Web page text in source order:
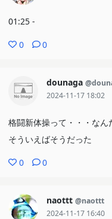
01:25 -
0 0
dounaga
2024-11-17 18:02
格闘新体操って・・・なん
そういえばそうだった
0 0
naottt @naottt
2024-11-17 16:40